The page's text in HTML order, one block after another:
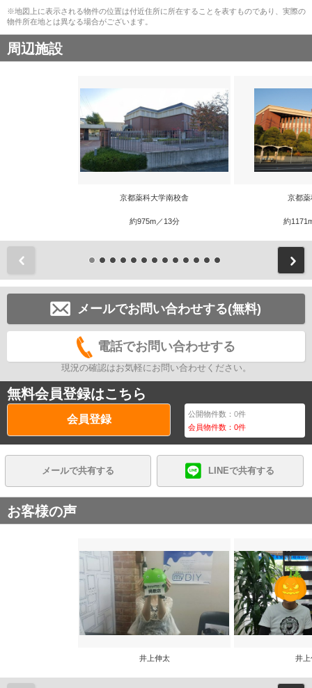
※地図上に表示される物件の位置は付近住所に所在することを表すものであり、実際の
物件所在地とは異なる場合がございます。
周辺施設
京都薬科大学南校舎
約975m／13分
京都薬
約
メールでお問い合わせする(無料)
電話でお問い合わせする
現況の確認はお気軽にお問い合わせください。
無料会員登録はこちら
会員登録 公開物件数：0件
会員物件数：0件
メールで共有する LINEで共有する
お客様の声
井上伸太 井上